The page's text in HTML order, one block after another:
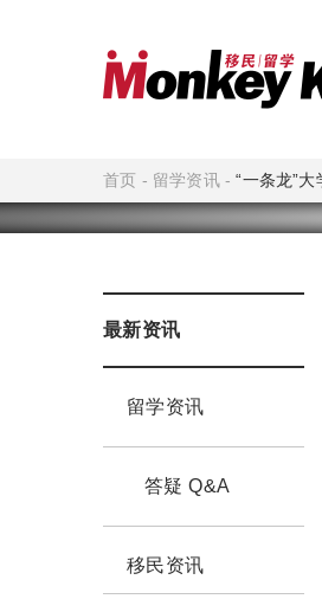
首页 - 留学资讯-“一条龙”
最新资讯
留学资讯
答疑 Q&A
移民资讯